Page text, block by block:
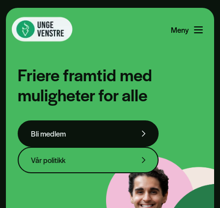
MenyÅpne
Friere framtid med
muligheter for alle
Bli medlem
Vår politikk